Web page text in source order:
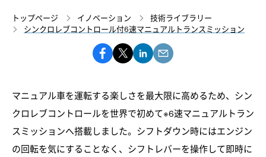
トップページ イノベーション
技術ライブラリー
シンクロレブコントロール付6速マニュアルトランスミッション
マニュアル車を運転する楽しさを最大限に高めるため、シン
クロレブコントロールを世界で初めて※6速マニュアルトラン
スミッションへ搭載しました。シフトダウン時にはエンジン
の回転を気にすることなく、シフトレバーを操作して即時に